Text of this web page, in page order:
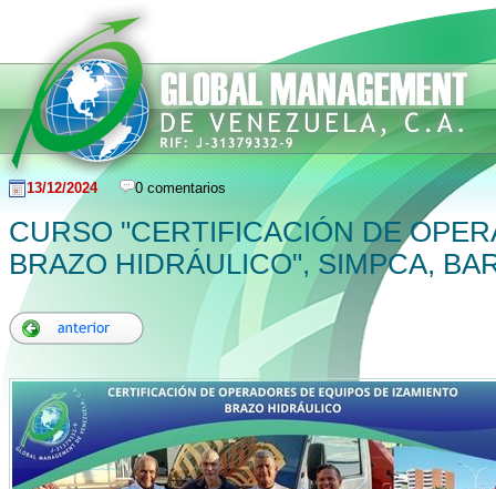
13/12/2024 0 comentarios
CURSO "CERTIFICACIÓN DE
BRAZO HIDRÁULICO", SIMPCA,